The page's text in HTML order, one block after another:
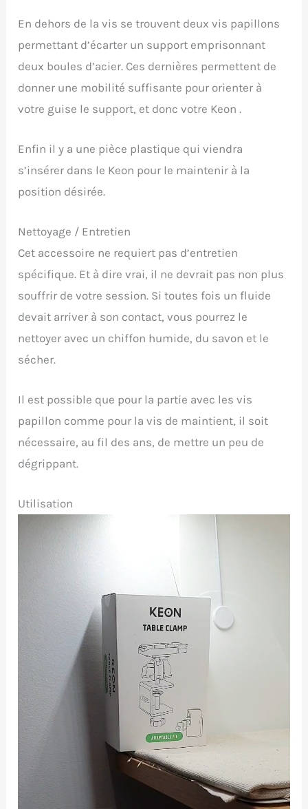
En dehors de la vis se trouvent deux vis papillons
permettant d’écarter un support emprisonnant
deux boules d’acier. Ces dernières permettent de
donner une mobilité suffisante pour orienter à
votre guise le support, et donc votre Keon .
Enfin il y a une pièce plastique qui viendra
s’insérer dans le Keon pour le maintenir à la
position désirée.
Nettoyage / Entretien
Cet accessoire ne requiert pas d’entretien
spécifique. Et à dire vrai, il ne devrait pas non plus
souffrir de votre session. Si toutes fois un fluide
devait arriver à son contact, vous pourrez le
nettoyer avec un chiffon humide, du savon et le
sécher.
Il est possible que pour la partie avec les vis
papillon comme pour la vis de maintient, il soit
nécessaire, au fil des ans, de mettre un peu de
dégrippant.
Utilisation